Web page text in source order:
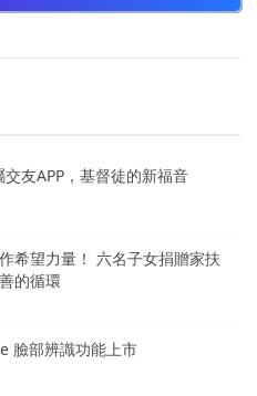
友APP，基督徒的新福音
希望力量！ 六名子女捐贈家扶
的循環
臉部辨識功能上市